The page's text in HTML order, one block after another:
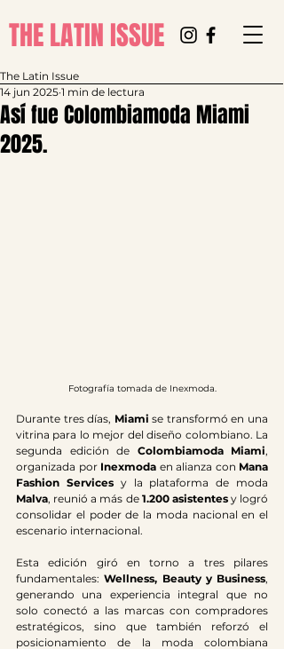
THE LATIN ISSUE
Así fue Colombiamoda Miami
2025.
The Latin Issue
14 jun 2025 1 min de lectura
Fotografía tomada de Inexmoda.
Durante tres días, Miami se transformó en una
vitrina para lo mejor del diseño colombiano. La
segunda edición de Colombiamoda Miami,
organizada por Inexmoda en alianza con Mana
Fashion Services
Malva, reunió a más de 1.200 asistentes y logró
consolidar el poder de la moda nacional en el
escenario internacional.
Esta edición giró en torno a tres pilares
fundamentales: Wellness, Beauty y Business,
generando una experiencia integral que no
solo conectó a las marcas con compradores
estratégicos, sino que también reforzó el
posicionamiento de la moda colombiana